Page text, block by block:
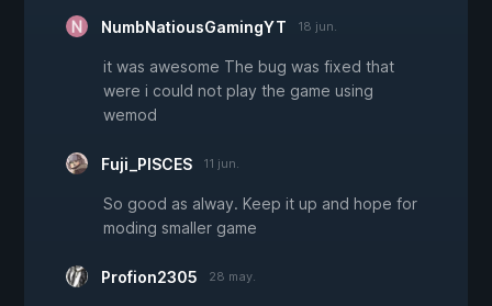
NumbNatiousGamingYT 18 jun.
it was awesome The bug was fixed that
were i could not play the game using
wemod
Fuji_PISCES 11 jun.
So good as alway. Keep it up and hope for
moding smaller game
Profion2305 28 may.